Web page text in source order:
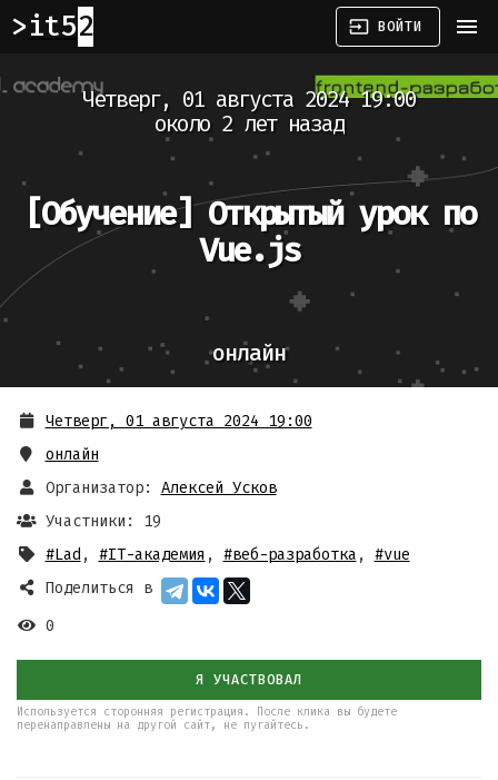
it52 input ВОЙТИ menu
Четверг, 01 августа 2024 19:00
около 2 лет назад
[Обучение] Открытый урок по
Vue.js
онлайн
Четверг, 01 августа 2024 19:00
онлайн
Организатор:
Алексей Усков
Участники: 19
#Lad , #IT-академия , #веб-разработка , #vue
Поделиться в
0
Я УЧАСТВОВАЛ
Используется сторонняя регистрация. После клика вы будете
перенаправлены на другой сайт, не пугайтесь.